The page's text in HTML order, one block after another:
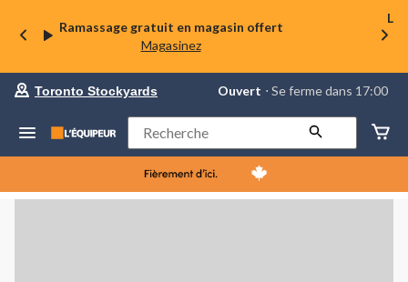
Ramassage gratuit en magasin offert
Magasinez
La
votre
préféré
Toronto
Stockyards,
courament
Ouvert,
Toronto Stockyards Ouvert ⋅ Se ferme dans 17:00
Rechercher